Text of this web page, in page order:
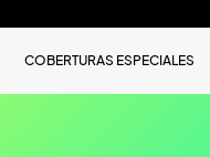
COBERTURAS ESPECIALES